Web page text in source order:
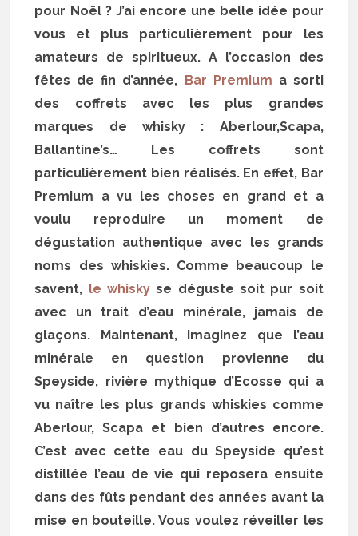
pour Noël ? J’ai encore une belle idée pour
vous et plus particulièrement pour les
amateurs de spiritueux. A l’occasion des
fêtes de fin d’année, Bar Premium a sorti
des coffrets avec les plus grandes
marques de whisky : Aberlour,Scapa,
Ballantine’s… Les coffrets sont
particulièrement bien réalisés. En effet, Bar
Premium a vu les choses en grand et a
voulu reproduire un moment de
dégustation authentique avec les grands
noms des whiskies. Comme beaucoup le
savent, le whisky se déguste soit pur soit
avec un trait d’eau minérale, jamais de
glaçons. Maintenant, imaginez que l’eau
minérale en question provienne du
Speyside, rivière mythique d’Ecosse qui a
vu naître les plus grands whiskies comme
Aberlour, Scapa et bien d’autres encore.
C’est avec cette eau du Speyside qu’est
distillée l’eau de vie qui reposera ensuite
dans des fûts pendant des années avant la
mise en bouteille. Vous voulez réveiller les